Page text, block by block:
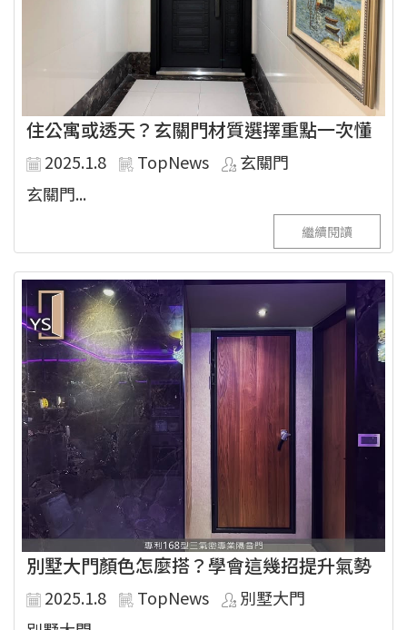
住公寓或透天？玄關門材質選擇重點一次懂
2025.1.8 TopNews
玄關門
玄關門...
繼續閱讀
別墅大門顏色怎麼搭？學會這幾招提升氣勢
2025.1.8 TopNews
別墅大門